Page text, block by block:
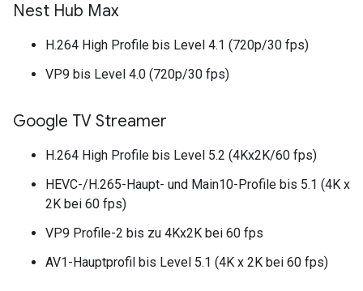
Nest Hub Max
H.264 High Profile bis Level 4.1 (720p/30 fps)
VP9 bis Level 4.0 (720p/30 fps)
Google TV Streamer
H.264 High Profile bis Level 5.2 (4Kx2K/60 fps)
HEVC-/H.265-Haupt- und Main10-Profile bis 5.1 (4K x
2K bei 60 fps)
VP9 Profile-2 bis zu 4Kx2K bei 60 fps
AV1-Hauptprofil bis Level 5.1 (4K x 2K bei 60 fps)